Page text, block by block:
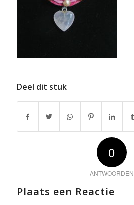
Deel dit stuk
0
ANTWOORDEN
Plaats een Reactie